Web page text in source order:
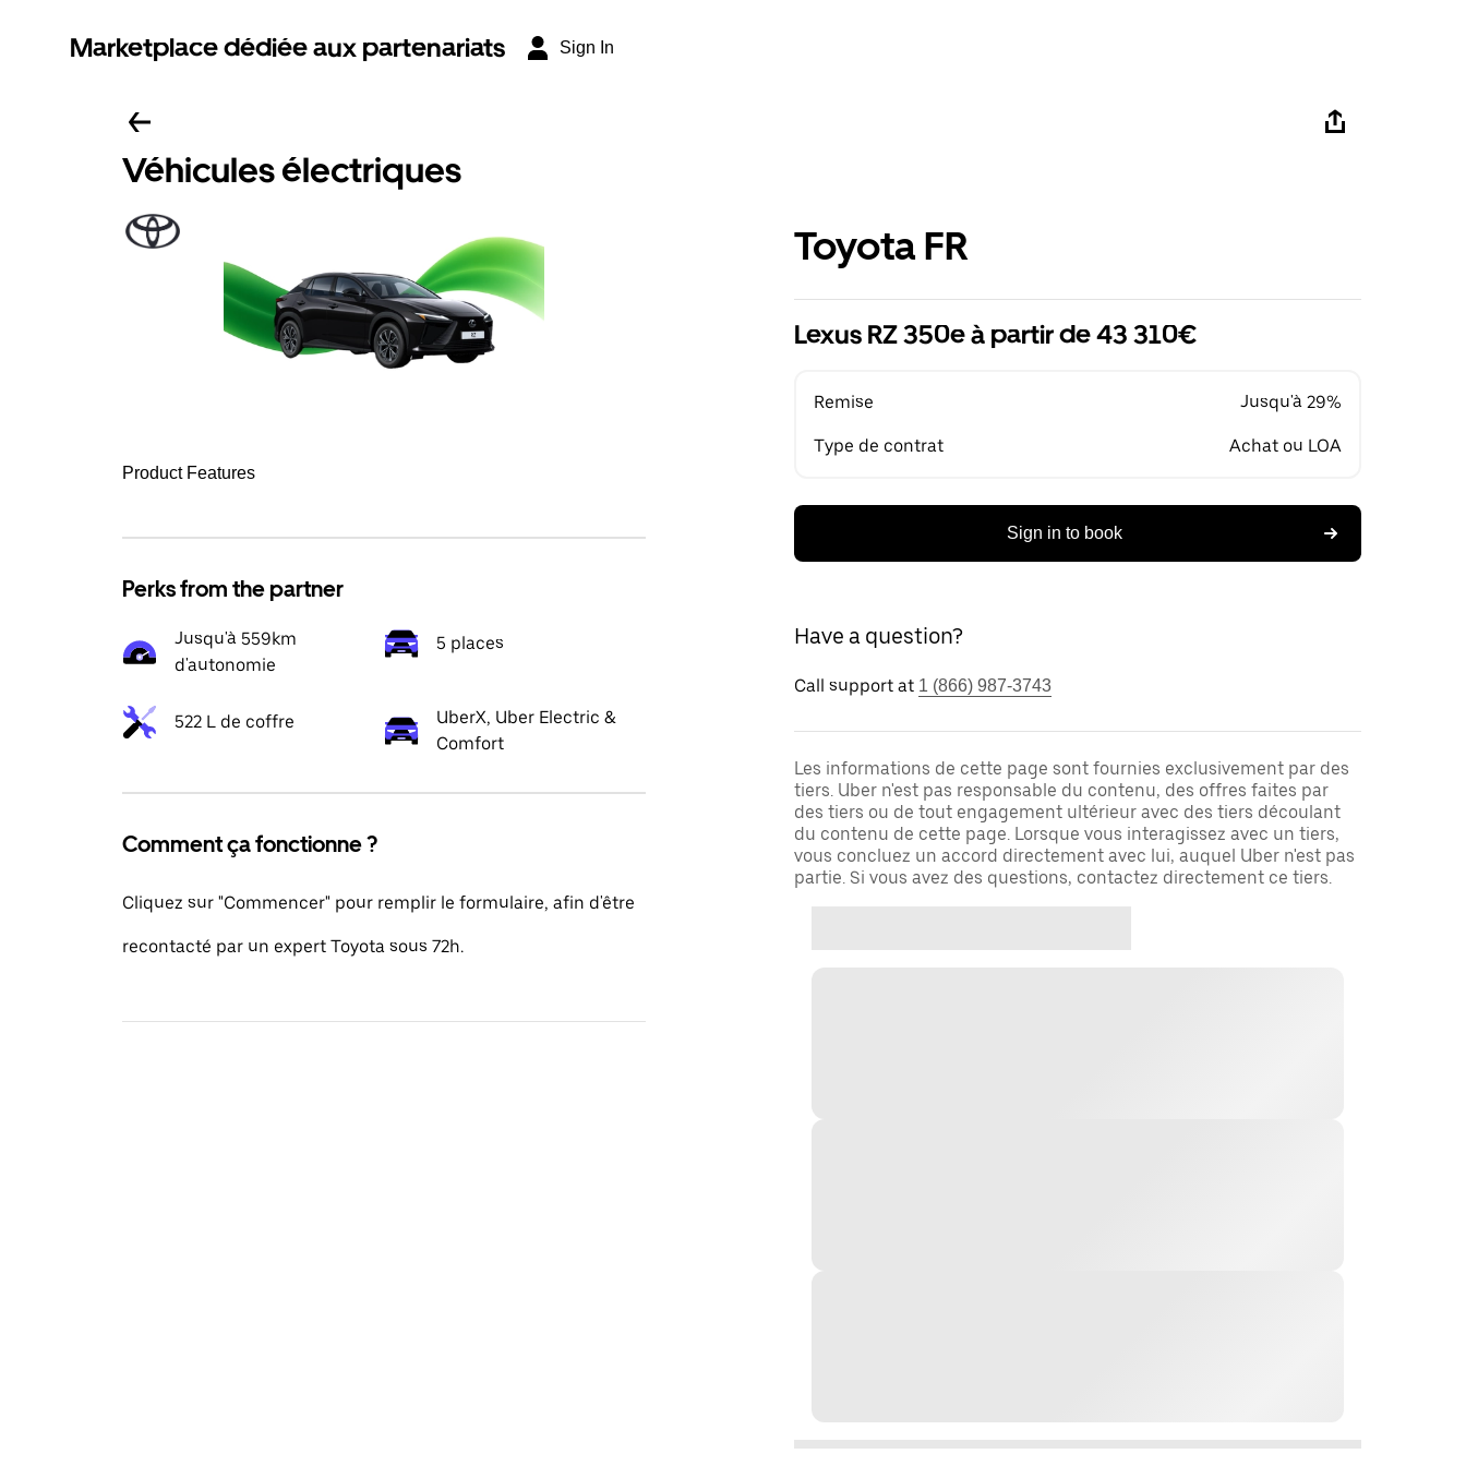
Marketplace dédiée aux partenariats Sign In
Véhicules électriques
Product Features
Perks from the partner
Jusqu'à 559km
d'autonomie
5 places
522 L de coffre
UberX, Uber Electric &
Comfort
Comment ça fonctionne ?
Cliquez sur "Commencer" pour remplir le formulaire, afin d'être
recontacté par un expert Toyota sous 72h.
Toyota FR
Lexus RZ 350e à partir de 43 310€
Remise Jusqu'à 29%
Type de contrat Achat ou LOA
Sign in to book
Have a question?
Call support at 1 (866) 987-3743
Les informations de cette page sont fournies exclusivement par des
tiers. Uber n'est pas responsable du contenu, des offres faites par
des tiers ou de tout engagement ultérieur avec des tiers découlant
du contenu de cette page. Lorsque vous interagissez avec un tiers,
vous concluez un accord directement avec lui, auquel Uber n'est pas
partie. Si vous avez des questions, contactez directement ce tiers.